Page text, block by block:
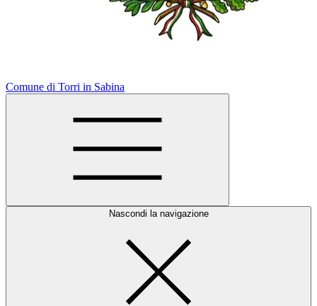
Comune di Torri in Sabina
Nascondi la navigazione